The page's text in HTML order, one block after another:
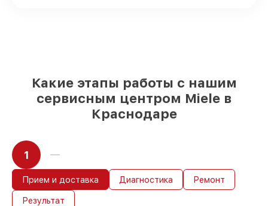
Какие этапы работы с нашим
сервисным центром Miele в
Краснодаре
1
Прием и доставка Диагностика Ремонт
Результат